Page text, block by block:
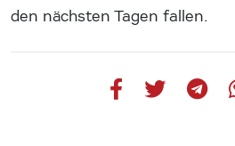
den nächsten Tagen fallen.